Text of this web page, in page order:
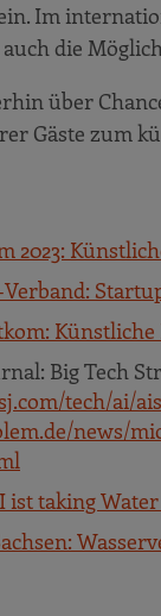
Im
die
über
Gäste zum
2023:
Big Tech
tech/ai/
news/
taking